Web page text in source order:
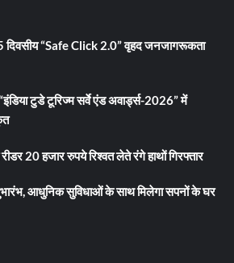
दिवसीय “Safe Click 2.0” वृहद जनजागरूकता
टुडे टूरिज्म सर्वे एंड अवार्ड्स-2026” में
रीडर 20 हजार रुपये रिश्वत लेते रंगे हाथों गिरफ्तार
आधुनिक सुविधाओं के साथ मिलेगा सपनों के घर